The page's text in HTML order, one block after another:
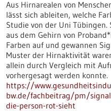
Aus Hirnarealen von
lässt sich ableiten, welche
Studie von der Uni
aus dem Gehirn von
Farben auf und gewannen
Muster der Hirnaktivität
allein durch Vergleich mit
vorhergesagt werden konnte.
https://
bw.de/fachbeitrag/pm/
die-person-rot-sieht